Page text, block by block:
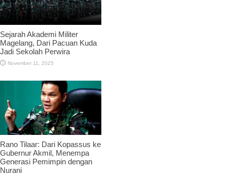
Sejarah Akademi Militer
Magelang, Dari Pacuan Kuda
Jadi Sekolah Perwira
November 11, 2025
Rano Tilaar: Dari Kopassus ke
Gubernur Akmil, Menempa
Generasi Pemimpin dengan
Nurani